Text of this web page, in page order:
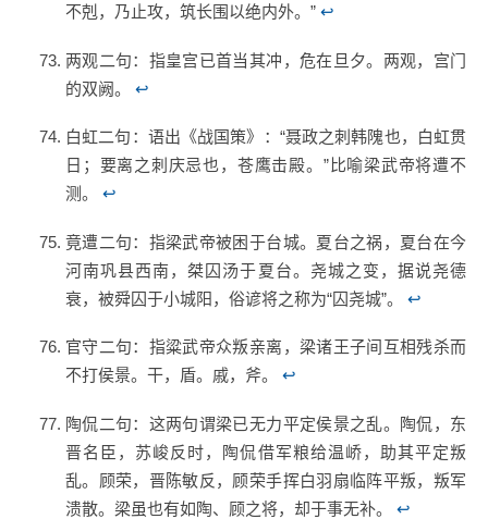
不剋，乃止攻，筑长围以绝内外。” ↩
两观二句：指皇宫已首当其冲，危在旦夕。两观，宫门
的双阙。 ↩
白虹二句：语出《战国策》：“聂政之刺韩隗也，白虹贯
日；要离之刺庆忌也，苍鹰击殿。”比喻梁武帝将遭不
测。 ↩
竟遭二句：指梁武帝被困于台城。夏台之祸，夏台在今
河南巩县西南，桀囚汤于夏台。尧城之变，据说尧德
衰，被舜囚于小城阳，俗谚将之称为“囚尧城”。 ↩
官守二句：指粱武帝众叛亲离，梁诸王子间互相残杀而
不打侯景。干，盾。戚，斧。 ↩
陶侃二句：这两句谓梁已无力平定侯景之乱。陶侃，东
晋名臣，苏峻反时，陶侃借军粮给温峤，助其平定叛
乱。顾荣，晋陈敏反，顾荣手挥白羽扇临阵平叛，叛军
溃散。梁虽也有如陶、顾之将，却于事无补。 ↩